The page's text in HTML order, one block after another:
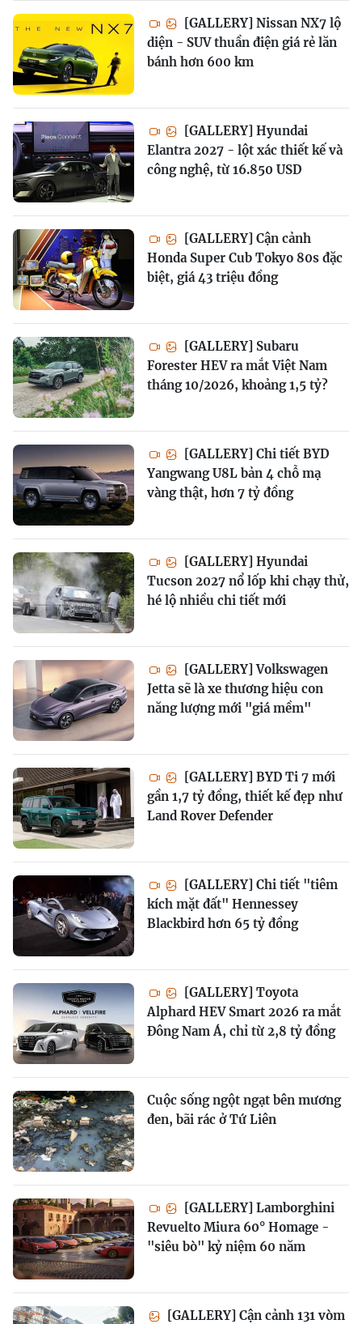
[GALLERY] Nissan NX7 lộ
diện - SUV thuần điện giá rẻ lăn
bánh hơn 600 km
[GALLERY] Hyundai
Elantra 2027 - lột xác thiết kế và
công nghệ, từ 16.850 USD
[GALLERY] Cận cảnh
Honda Super Cub Tokyo 80s đặc
biệt, giá 43 triệu đồng
[GALLERY] Subaru
Forester HEV ra mắt Việt Nam
tháng 10/2026, khoảng 1,5 tỷ?
[GALLERY] Chi tiết BYD
Yangwang U8L bản 4 chỗ mạ
vàng thật, hơn 7 tỷ đồng
[GALLERY] Hyundai
Tucson 2027 nổ lốp khi chạy thử,
hé lộ nhiều chi tiết mới
[GALLERY] Volkswagen
Jetta sẽ là xe thương hiệu con
năng lượng mới "giá mềm"
[GALLERY] BYD Ti 7 mới
gần 1,7 tỷ đồng, thiết kế đẹp như
Land Rover Defender
[GALLERY] Chi tiết "tiêm
kích mặt đất" Hennessey
Blackbird hơn 65 tỷ đồng
[GALLERY] Toyota
Alphard HEV Smart 2026 ra mắt
Đông Nam Á, chỉ từ 2,8 tỷ đồng
Cuộc sống ngột ngạt bên mương
đen, bãi rác ở Tứ Liên
[GALLERY] Lamborghini
Revuelto Miura 60° Homage -
"siêu bò" kỷ niệm 60 năm
[GALLERY] Cận cảnh 131 vòm